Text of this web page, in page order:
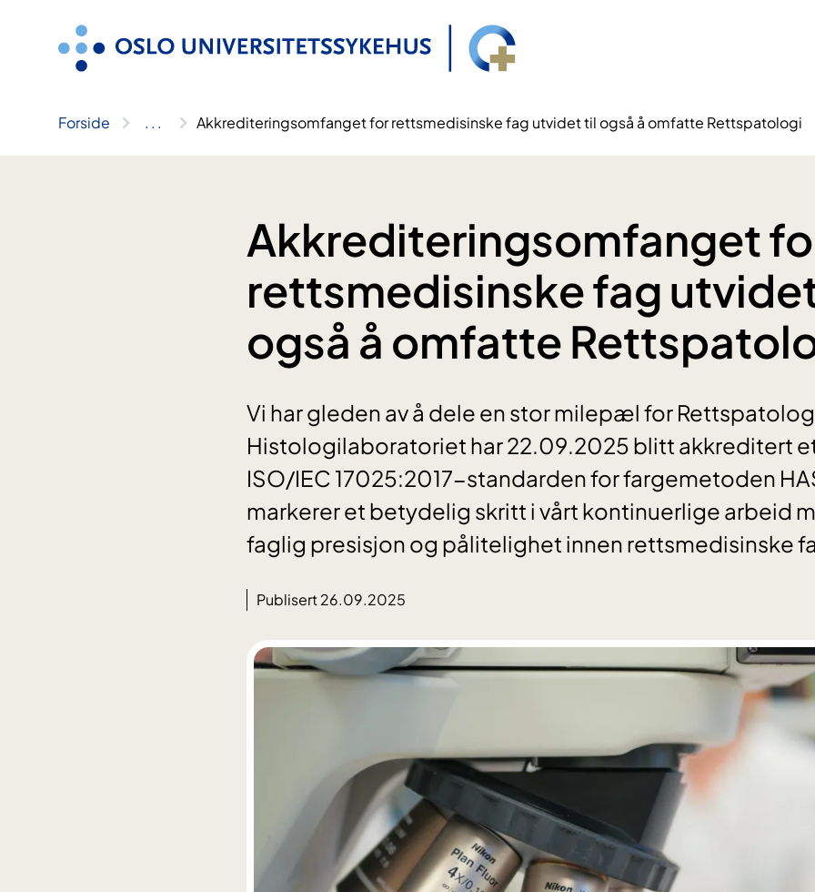
Forside .. . Akkrediteringsomfanget for rettsmedisinske fag utvidet til også å omfatte Rettspatologi
Akkrediteringsomfanget
rettsmedisinske fag
også å omfatte
Vi har gleden av å dele en stor milepæl for
Histologilaboratoriet har 22.09.2025 blitt akkreditert
ISO/IEC 17025:2017-standarden for fargemetoden
markerer et betydelig skritt i vårt kontinuerlige arbeid
faglig presisjon og pålitelighet innen rettsmedisinske
Publisert 26.09.2025